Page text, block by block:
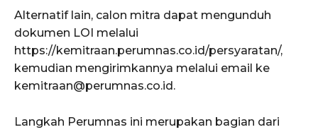
Alternatif lain, calon mitra dapat mengunduh
dokumen LOI melalui
https://kemitraan.perumnas.co.id/persyaratan/,
kemudian mengirimkannya melalui email ke
kemitraan@perumnas.co.id.
Langkah Perumnas ini merupakan bagian dari